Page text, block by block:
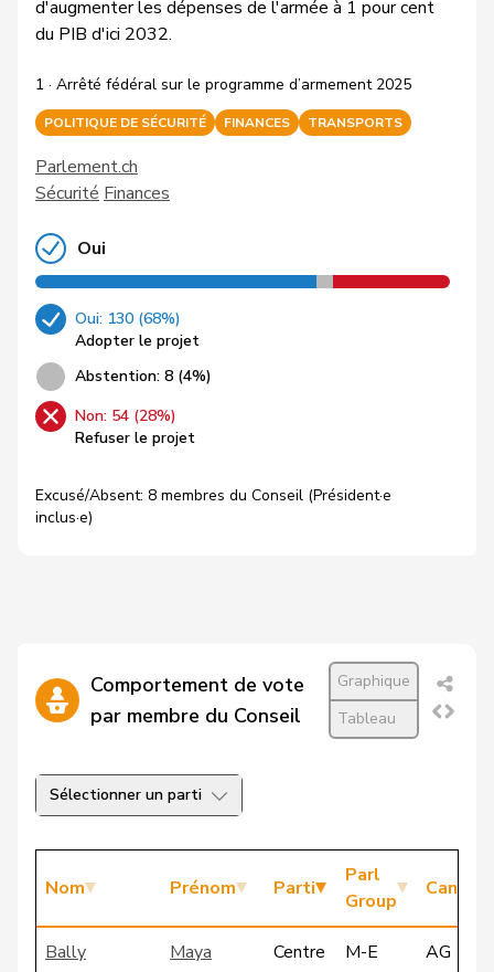
d'augmenter les dépenses de l'armée à 1 pour cent
du PIB d'ici 2032.
1 · Arrêté fédéral sur le programme d’armement 2025
POLITIQUE DE SÉCURITÉ FINANCES TRANSPORTS
Parlement.ch
Sécurité Finances
Oui
Oui: 130 (68%)
Adopter le projet
Abstention: 8 (4%)
Non: 54 (28%)
Refuser le projet
Excusé/Absent: 8 membres du Conseil (Président·e
inclus·e)
Comportement de vote
par membre du Conseil
Graphique
Tableau
Sélectionner un parti
Nom Prénom Parti
Parl
Group
Canton
Bally Maya Centre M-E
AG